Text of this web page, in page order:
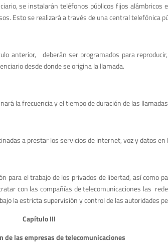
se instalarán teléfonos públicos fijos
Esto se realizará a través de una central telefónica
anterior, deberán ser programados para
desde donde se origina la llamada.
la frecuencia y el tiempo de duración de las
a prestar los servicios de internet, voz y datos
para el trabajo de los privados de libertad, así como
con las compañías de telecomunicaciones las
la estricta supervisión y control de las autoridades
Capítulo III
de las empresas de telecomunicaciones